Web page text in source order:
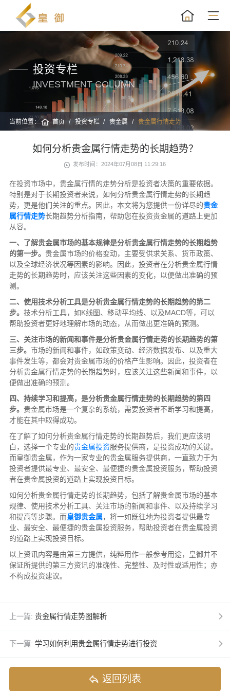
投资专栏
INVESTMENT COLUMN
当前位置： 首页 投资专栏 贵金属 贵金属行情走势
如何分析贵金属行情走势的长期趋势？
发布时间：2024年07月08日 11:29:16
在投资市场中，贵金属行情的走势分析是投资者决策的重要依据。
特别是对于长期投资者来说，如何分析贵金属行情走势的长期趋
势，更是他们关注的重点。因此，本文将为您提供一份详尽的贵金
属行情走势长期趋势分析指南，帮助您在投资贵金属的道路上更加
从容。
一、了解贵金属市场的基本规律是分析贵金属行情走势的长期趋势
的第一步。 贵金属市场的价格变动，主要受供求关系、货币政策、
以及全球经济状况等因素的影响。因此，投资者在分析贵金属行情
走势的长期趋势时，应该关注这些因素的变化，以便做出准确的预
测。
二、使用技术分析工具是分析贵金属行情走势的长期趋势的第二
步。 技术分析工具，如K线图、移动平均线、以及MACD等，可以
帮助投资者更好地理解市场的动态，从而做出更准确的预测。
三、关注市场的新闻和事件是分析贵金属行情走势的长期趋势的第
三步。 市场的新闻和事件，如政策变动、经济数据发布、以及重大
事件发生等，都会对贵金属市场的价格产生影响。因此，投资者在
分析贵金属行情走势的长期趋势时，应该关注这些新闻和事件，以
便做出准确的预测。
四、持续学习和提高，是分析贵金属行情走势的长期趋势的第四
步。 贵金属市场是一个复杂的系统，需要投资者不断学习和提高，
才能在其中取得成功。
在了解了如何分析贵金属行情走势的长期趋势后，我们更应该明
白，选择一个专业的贵金属投资服务提供商，是投资成功的关键。
而皇御贵金属，作为一家专业的贵金属服务提供商，一直致力于为
投资者提供最专业、最安全、最便捷的贵金属投资服务，帮助投资
者在贵金属投资的道路上实现投资目标。
如何分析贵金属行情走势的长期趋势，包括了解贵金属市场的基本
规律、使用技术分析工具、关注市场的新闻和事件、以及持续学习
和提高等步骤。而皇御贵金属，将一如既往地为投资者提供最专
业、最安全、最便捷的贵金属投资服务，帮助投资者在贵金属投资
的道路上实现投资目标。
以上资讯内容是由第三方提供，纯粹用作一般参考用途，皇御并不
保证所提供的第三方资讯的准确性、完整性、及时性或适用性；亦
不构成投资建议。
上一篇: 贵金属行情走势图解析
下一篇: 学习如何利用贵金属行情走势进行投资
返回列表